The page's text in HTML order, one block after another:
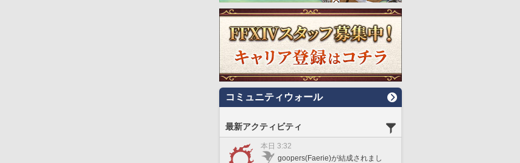
コミュニティウォール
最新アクティビティ
本日 3:32
goopers(Faerie)が結成されまし